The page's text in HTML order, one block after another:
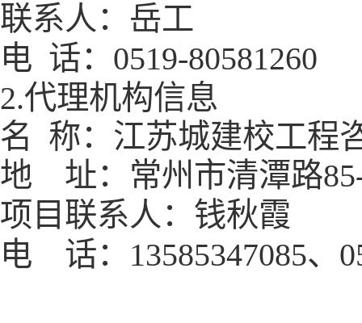
联系人： 岳工
电 话： 0519-80581260
2.代理机构信息
名 称：江苏城建校工程
地 址：常州市清潭路
项目联系人： 钱秋霞
电 话： 13585347085、